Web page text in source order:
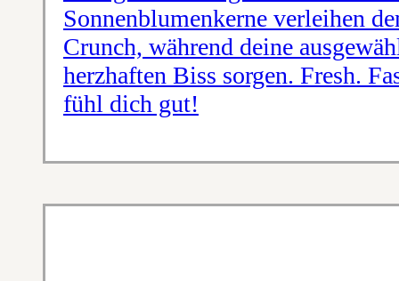
Sonnenblumenkerne verleihen
Crunch, während deine
herzhaften Biss sorgen. Fresh.
fühl dich gut!